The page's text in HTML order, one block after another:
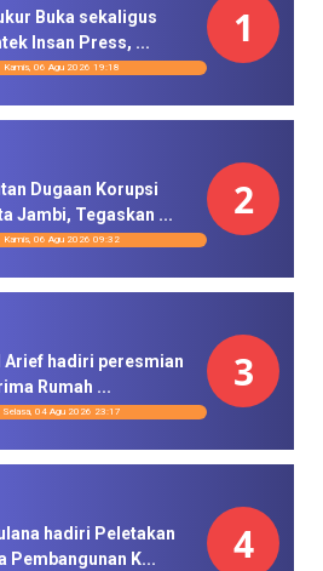
Buka sekaligus
Insan Press, ...
Kamis, 06 Agu 2026 19:18
1
Dugaan Korupsi
Jambi, Tegaskan ...
Kamis, 06 Agu 2026 09:32
2
Arief hadiri peresmian
Rumah ...
Selasa, 04 Agu 2026 23:17
3
hadiri Peletakan
Pembangunan K...
4